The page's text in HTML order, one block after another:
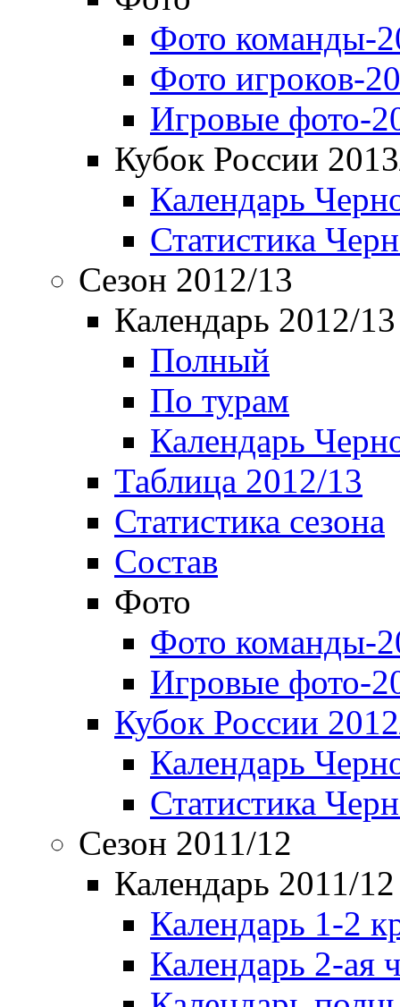
Фото команды-
Фото игроков-
Игровые фото-
Кубок России
Календарь
Статистика
Сезон 2012/13
Календарь 2012/13
Полный
По турам
Календарь
Таблица 2012/13
Статистика сезона
Состав
Фото
Фото команды-
Игровые фото-
Кубок России
Календарь
Статистика
Сезон 2011/12
Календарь 2011/12
Календарь 1-2
Календарь 2-ая